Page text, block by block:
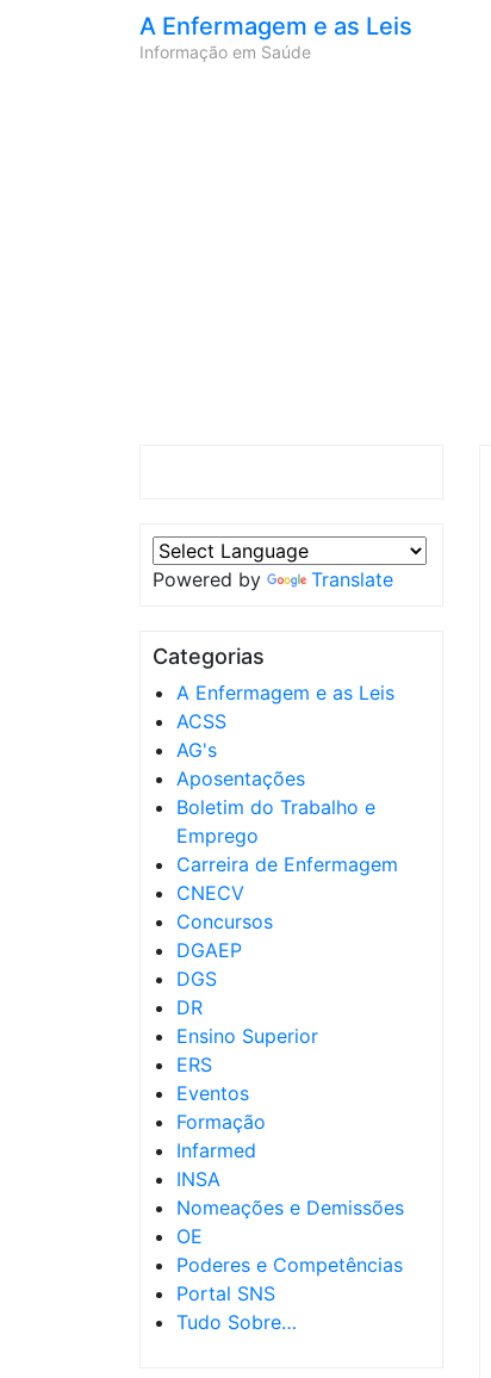
A Enfermagem e as Leis
Informação em Saúde
Powered by Translate
Categorias
A Enfermagem e as Leis
ACSS
AG's
Aposentações
Boletim do Trabalho e
Emprego
Carreira de Enfermagem
CNECV
Concursos
DGAEP
DGS
DR
Ensino Superior
ERS
Eventos
Formação
Infarmed
INSA
Nomeações e Demissões
OE
Poderes e Competências
Portal SNS
Tudo Sobre…